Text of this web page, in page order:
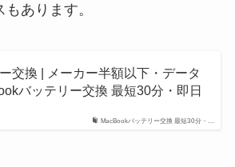
あります。
MacBookバッテリー交換 最短30分・…
交換 | メーカー半額以下・データ
バッテリー交換 最短30分・即日